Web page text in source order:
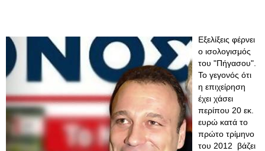
Εξελίξεις φέρνει
ο ισολογισμός
του "Πήγασου".
Το γεγονός ότι
η επιχείρηση
έχει χάσει
περίπου 20 εκ.
ευρώ κατά το
πρώτο τρίμηνο
του 2012 βάζει